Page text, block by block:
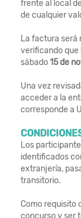
frente al local
de cualquier
La factura será
verificando que
sábado15 de
Una vez
acceder a la
corresponde a
Los
identificados
extranjería,
transitorio.
Como requisito
concurso y ser